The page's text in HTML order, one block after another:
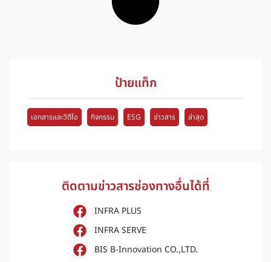
ป้ายแท็ก
เอกสารและวิดีโอ กิจกรรม ESG ข่าวสาร ล่าสุด
ติดตามข่าวสารช่องทางอื่นได้ที่
INFRA PLUS
INFRA SERVE
BIS B-Innovation CO.,LTD.